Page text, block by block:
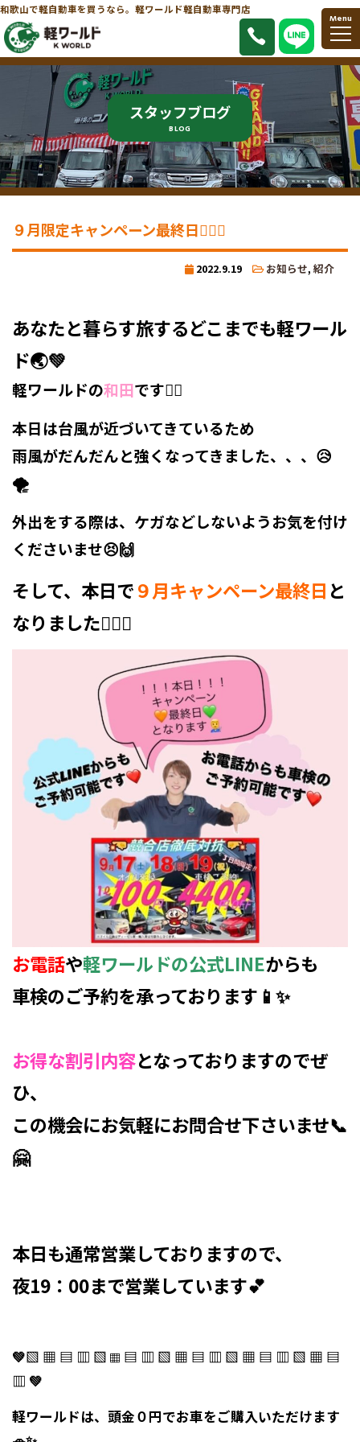
和歌山で軽自動車を買うなら。軽ワールド軽自動車専門店
Menu
スタッフブログ
BLOG
９月限定キャンペーン最終日🏳‍🌈✨
2022.9.19 お知らせ, 紹介
あなたと暮らす旅するどこまでも軽ワール
ド🌏💚
軽ワールドの和田です🙋‍♀️
本日は台風が近づいてきているため
雨風がだんだんと強くなってきました、、、😥
🌪
外出をする際は、ケガなどしないようお気を付け
くださいませ😣🙌
そして、本日で９月キャンペーン最終日 と
なりました🏳‍🌈✨
お電話や軽ワールドの公式LINEからも
車検のご予約を承っております📱✨
お得な割引内容となっておりますのでぜ
ひ、
この機会にお気軽にお問合せ下さいませ📞
🤗
本日も通常営業しておりますので、
夜19：00まで営業しています💕
💚▧ ▦ ▤ ▥ ▧ ▦ ▤ ▥ ▧ ▦ ▤ ▥ ▧ ▦ ▤ ▥ ▧ ▦ ▤
▥ 💚
軽ワールドは、 頭金０円でお車をご購入いただけます